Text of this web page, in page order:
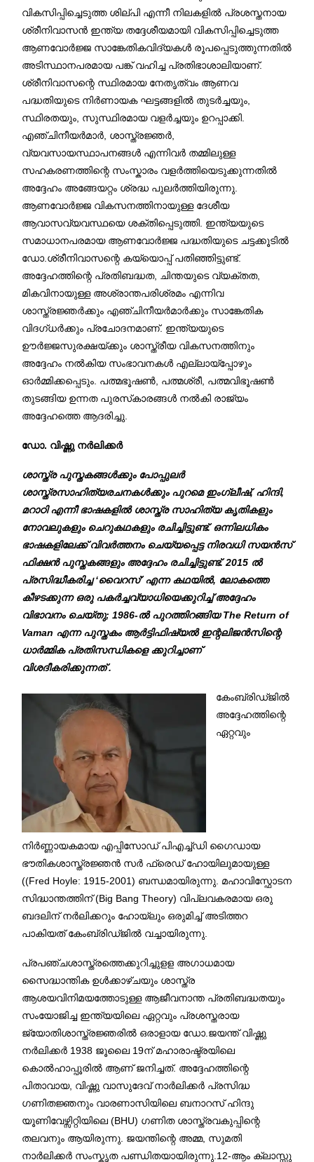
വികസിപ്പിച്ചെടുത്ത ശില്പി എന്നീ നിലകളിൽ പ്രശസ്തനായ
ശ്രീനിവാസൻ ഇന്ത്യ തദ്ദേശീയമായി വികസിപ്പിച്ചെടുത്ത
ആണവോർജ്ജ സാങ്കേതികവിദ്യകൾ രൂപപ്പെടുത്തുന്നതിൽ
അടിസ്ഥാനപരമായ പങ്ക് വഹിച്ച പ്രതിഭാശാലിയാണ്.
ശ്രീനിവാസന്റെ സ്ഥിരമായ നേതൃത്വം ആണവ
പദ്ധതിയുടെ നിർണായക ഘട്ടങ്ങളിൽ തുടർച്ചയും,
സ്ഥിരതയും, സുസ്ഥിരമായ വളർച്ചയും ഉറപ്പാക്കി.
എഞ്ചിനീയർമാർ, ശാസ്ത്രജ്ഞർ,
വ്യവസായസ്ഥാപനങ്ങൾ എന്നിവർ തമ്മിലുള്ള
സഹകരണത്തിന്റെ സംസ്കാരം വളർത്തിയെടുക്കുന്നതിൽ
അദ്ദേഹം അങ്ങേയറ്റം ശ്രദ്ധ പുലർത്തിയിരുന്നു.
ആണവോർജ്ജ വികസനത്തിനായുള്ള ദേശീയ
ആവാസവ്യവസ്ഥയെ ശക്തിപ്പെടുത്തി. ഇന്ത്യയുടെ
സമാധാനപരമായ ആണവോർജ്ജ പദ്ധതിയുടെ ചട്ടക്കൂടിൽ
ഡോ.ശ്രീനിവാസന്റെ കയ്യൊപ്പ് പതിഞ്ഞിട്ടുണ്ട്.
അദ്ദേഹത്തിന്റെ പ്രതിബദ്ധത, ചിന്തയുടെ വ്യക്തത,
മികവിനായുള്ള അശ്രാന്തപരിശ്രമം എന്നിവ
ശാസ്ത്രജ്ഞർക്കും എഞ്ചിനീയർമാർക്കും സാങ്കേതിക
വിദഗ്ധർക്കും പ്രചോദനമാണ്. ഇന്ത്യയുടെ
ഊർജ്ജസുരക്ഷയ്ക്കും ശാസ്ത്രീയ വികസനത്തിനും
അദ്ദേഹം നൽകിയ സംഭാവനകൾ എല്ലായ്പ്പോഴും
ഓർമ്മിക്കപ്പെടും. പത്മഭൂഷൺ, പത്മശ്രീ, പത്മവിഭൂഷൺ
തുടങ്ങിയ ഉന്നത പുരസ്‌കാരങ്ങൾ നൽകി രാജ്യം
അദ്ദേഹത്തെ ആദരിച്ചു.
ഡോ. വിഷ്ണു നർലിക്കർ
ശാസ്ത്ര പുസ്തകങ്ങൾക്കും പോപ്പുലർ
ശാസ്ത്രസാഹിത്യരചനകൾക്കും പുറമെ ഇംഗ്ലീഷ്, ഹിന്ദി,
മറാഠി എന്നീ ഭാഷകളിൽ ശാസ്ത്ര സാഹിത്യ കൃതികളും
നോവലുകളും ചെറുകഥകളും രചിച്ചിട്ടുണ്ട്. ഒന്നിലധികം
ഭാഷകളിലേക്ക് വിവർത്തനം ചെയ്യപ്പെട്ട നിരവധി സയൻസ്
ഫിക്ഷൻ പുസ്തകങ്ങളും അദ്ദേഹം രചിച്ചിട്ടുണ്ട്. 2015 ൽ
പ്രസിദ്ധീകരിച്ച ‘വൈറസ്’ എന്ന കഥയിൽ, ലോകത്തെ
കീഴടക്കുന്ന ഒരു പകർച്ചവ്യാധിയെക്കുറിച്ച് അദ്ദേഹം
വിഭാവനം ചെയ്തു; 1986-ൽ പുറത്തിറങ്ങിയ The Return of
Vaman എന്ന പുസ്തകം ആർട്ടിഫിഷ്യൽ ഇന്റലിജൻസിന്റെ
ധാർമ്മിക പ്രതിസന്ധികളെ ക്കുറിച്ചാണ്
വിശദീകരിക്കുന്നത് .
കേംബ്രിഡ്ജിൽ
അദ്ദേഹത്തിന്റെ
ഏറ്റവും
നിർണ്ണായകമായ എപ്പിസോഡ് പിഎച്ച്ഡി ഗൈഡായ
ഭൗതികശാസ്ത്രജ്ഞൻ സർ ഫ്രെഡ് ഹോയിലുമായുള്ള
((Fred Hoyle: 1915-2001) ബന്ധമായിരുന്നു. മഹാവിസ്ഫോടന
സിദ്ധാന്തത്തിന് (Big Bang Theory) വിപ്ലവകരമായ ഒരു
ബദലിന് നർലിക്കറും ഹോയ്ലും ഒരുമിച്ച് അടിത്തറ
പാകിയത് കേംബ്രിഡ്ജിൽ വച്ചായിരുന്നു.
പ്രപഞ്ചശാസ്ത്രത്തെക്കുറിച്ചുളള അഗാധമായ
സൈദ്ധാന്തിക ഉൾക്കാഴ്ചയും ശാസ്ത്ര
ആശയവിനിമയത്തോടുള്ള ആജീവനാന്ത പ്രതിബദ്ധതയും
സംയോജിച്ച ഇന്ത്യയിലെ ഏറ്റവും പ്രശസ്തരായ
ജ്യോതിശാസ്ത്രജ്ഞരിൽ ഒരാളായ ഡോ.ജയന്ത് വിഷ്ണു
നർലിക്കർ 1938 ജൂലൈ 19ന് മഹാരാഷ്ട്രയിലെ
കൊൽഹാപ്പൂരിൽ ആണ് ജനിച്ചത്. അദ്ദേഹത്തിന്റെ
പിതാവായ, വിഷ്ണു വാസുദേവ് നാർലിക്കർ പ്രസിദ്ധ
ഗണിതജ്ഞനും വാരണാസിയിലെ ബനാറസ് ഹിന്ദു
യൂണിവേഴ്സിറ്റിയിലെ (BHU) ഗണിത ശാസ്ത്രവകുപ്പിന്റെ
തലവനും ആയിരുന്നു. ജയന്തിന്റെ അമ്മ, സുമതി
നാർലിക്കർ സംസ്കൃത പണ്ഡിതയായിരുന്നു.12-ആം ക്ലാസ്സു